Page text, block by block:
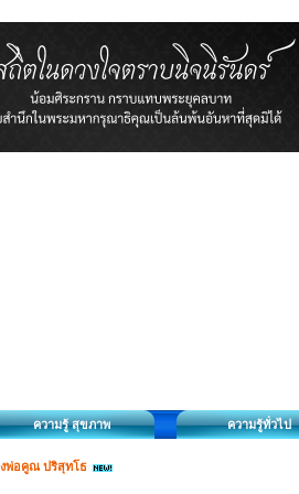
ความรู้ สุขภาพ ความรู้ทั่วไป
พ่อคูณ ปริสุทโธ